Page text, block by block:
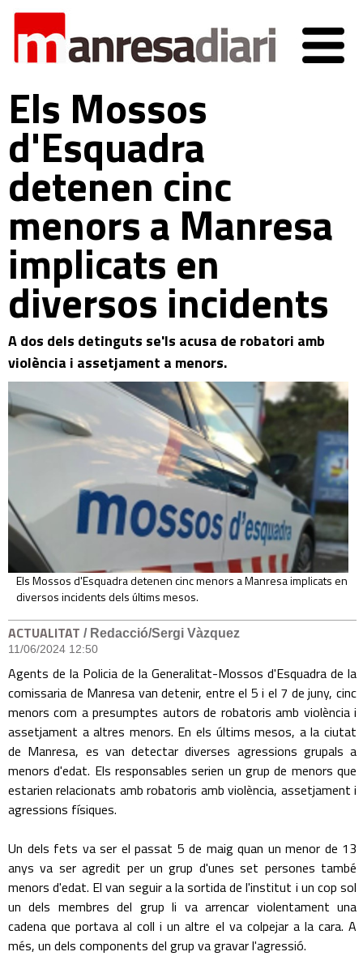
Els Mossos
d'Esquadra
detenen cinc
menors a Manresa
implicats en
diversos incidents
A dos dels detinguts se'ls acusa de robatori amb
violència i assetjament a menors.
Els Mossos d'Esquadra detenen cinc menors a Manresa implicats en
diversos incidents dels últims mesos.
ACTUALITAT / Redacció/Sergi Vàzquez
11/06/2024 12:50
Agents de la Policia de la Generalitat-Mossos d'Esquadra de la
comissaria de Manresa van detenir, entre el 5 i el 7 de juny, cinc
menors com a presumptes autors de robatoris amb violència i
assetjament a altres menors. En els últims mesos, a la ciutat
de Manresa, es van detectar diverses agressions grupals a
menors d'edat. Els responsables serien un grup de menors que
estarien relacionats amb robatoris amb violència, assetjament i
agressions físiques.
Un dels fets va ser el passat 5 de maig quan un menor de 13
anys va ser agredit per un grup d'unes set persones també
menors d'edat. El van seguir a la sortida de l'institut i un cop sol
un dels membres del grup li va arrencar violentament una
cadena que portava al coll i un altre el va colpejar a la cara. A
més, un dels components del grup va gravar l'agressió.